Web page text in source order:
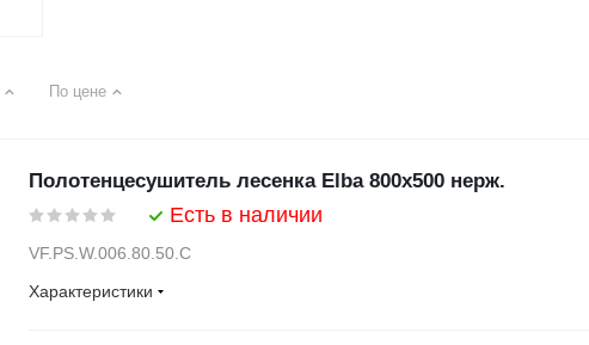
По цене
Полотенцесушитель лесенка Elba 800х500 нерж.
Есть в наличии
VF.PS.W.006.80.50.C
Характеристики